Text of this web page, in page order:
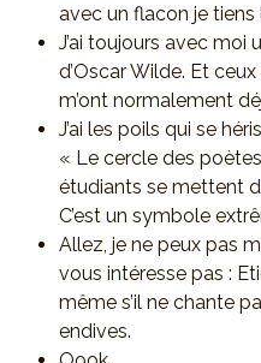
avec un flacon je
J’ai toujours avec moi
d’Oscar Wilde. Et
m’ont normalement
J’ai les poils qui se
« Le cercle des
étudiants se mettent
C’est un symbole
Allez, je ne peux pas
vous intéresse pas :
même s’il ne chante
endives.